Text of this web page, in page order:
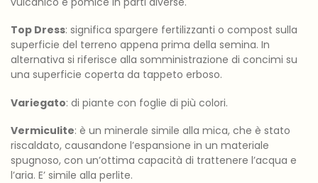
Top Dress: significa spargere fertilizzanti o compost sulla
superficie del terreno appena prima della semina. In
alternativa si riferisce alla somministrazione di concimi su
una superficie coperta da tappeto erboso.
Variegato: di piante con foglie di più colori.
Vermiculite: è un minerale simile alla mica, che è stato
riscaldato, causandone l’espansione in un materiale
spugnoso, con un’ottima capacità di trattenere l’acqua e
l’aria. E’ simile alla perlite.